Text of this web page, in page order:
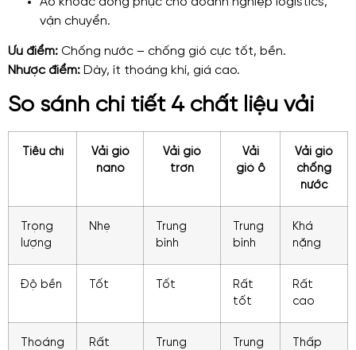
vận chuyển.
Ưu điểm: Chống nước – chống gió cực tốt, bền.
Nhược điểm: Dày, ít thoáng khí, giá cao.
So sánh chi tiết 4 chất liệu vải
Tiêu chí
Vải gió
nano
Vải gió
trơn
Vải
gió ô
Vải gió
chống
nước
Trọng
lượng
Nhẹ
Trung
bình
Trung
bình
Khá
nặng
Độ bền Tốt Tốt
Rất
tốt
Rất
cao
Thoáng
Rất
Trung
Trung
Thấp